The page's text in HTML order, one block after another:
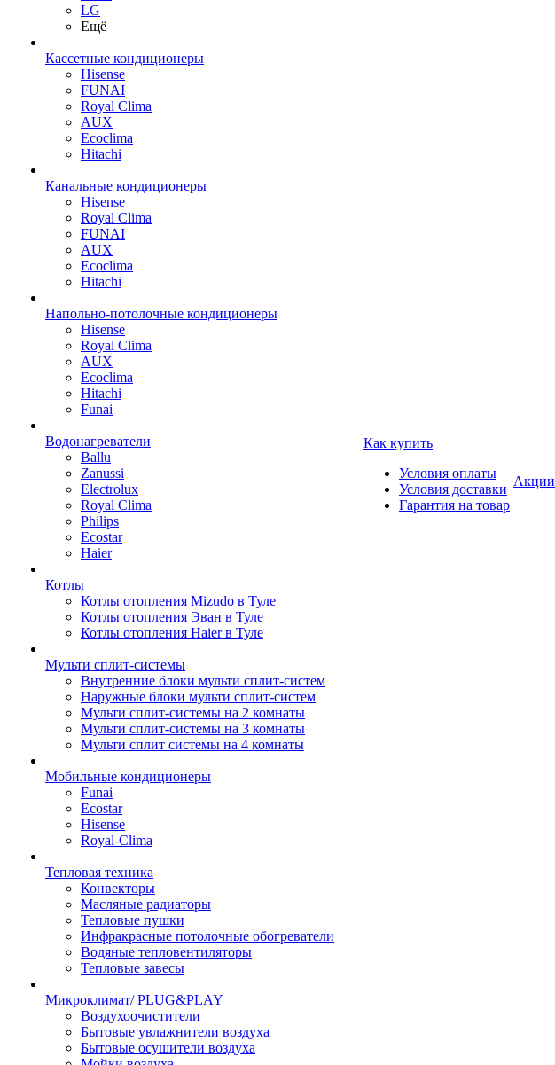
LG
Ещё
Кассетные кондиционеры
Hisense
FUNAI
Royal Clima
AUX
Ecoclima
Hitachi
Канальные кондиционеры
Hisense
Royal Clima
FUNAI
AUX
Ecoclima
Hitachi
Напольно-потолочные кондиционеры
Hisense
Royal Clima
AUX
Ecoclima
Hitachi
Funai
Водонагреватели
Ballu
Zanussi
Electrolux
Royal Clima
Philips
Ecostar
Haier
Котлы
Котлы отопления Mizudo в Туле
Котлы отопления Эван в Туле
Котлы отопления Haier в Туле
Мульти сплит-системы
Внутренние блоки мульти сплит-систем
Наружные блоки мульти сплит-систем
Мульти сплит-системы на 2 комнаты
Мульти сплит-системы на 3 комнаты
Мульти сплит системы на 4 комнаты
Мобильные кондиционеры
Funai
Ecostar
Hisense
Royal-Clima
Тепловая техника
Конвекторы
Масляные радиаторы
Тепловые пушки
Инфракрасные потолочные обогреватели
Водяные тепловентиляторы
Тепловые завесы
Микроклимат/ PLUG&PLAY
Воздухоочистители
Бытовые увлажнители воздуха
Бытовые осушители воздуха
Как купить
Условия оплаты
Условия доставки
Гарантия на товар
Акции